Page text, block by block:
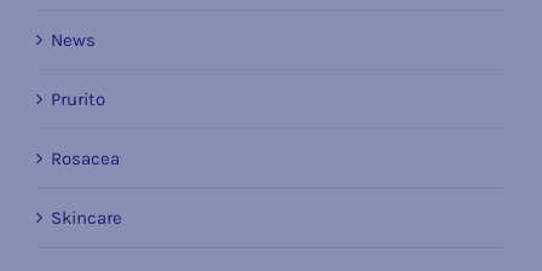
News
Prurito
Rosacea
Skincare